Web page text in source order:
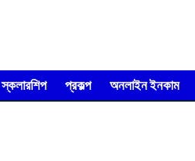
স্কলারশিপ প্রকল্প অনলাইন ইনকাম